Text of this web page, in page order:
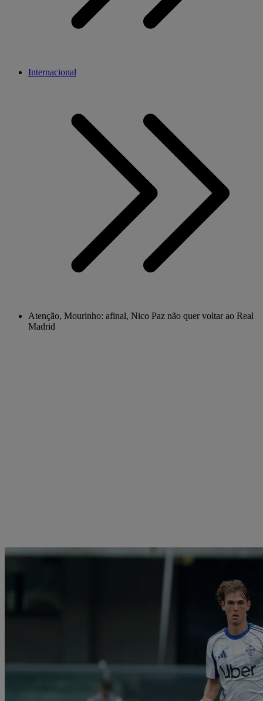
Internacional
Atenção, Mourinho: afinal, Nico Paz não quer voltar ao Real
Madrid